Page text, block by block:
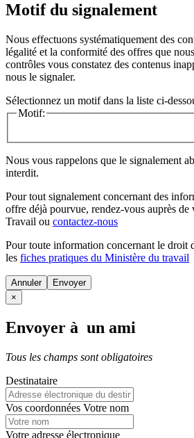
Motif du signalement
Nous effectuons systématiquement des
légalité et la conformité des offres que
contrôles vous constatez des contenus
nous le signaler.
Sélectionnez un motif dans la liste ci-
Motif:
Nous vous rappelons que le signalement
interdit.
Pour tout signalement concernant des
offre déjà pourvue, rendez-vous auprès de
Travail ou contactez-nous
Pour toute information concernant le droit
les fiches pratiques du Ministère du travail
Annuler
×
Envoyer à un ami
Tous les champs sont obligatoires
Destinataire
Vos coordonnées Votre nom
Votre adresse électronique